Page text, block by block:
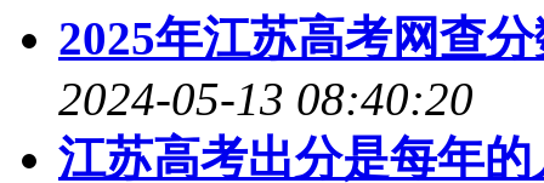
2025年江苏高考网查
2024-05-13 08:40:20
江苏高考出分是每年